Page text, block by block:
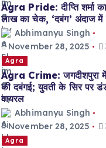
Agra Pride: दीप्ति शर्मा
लाख का चेक, ‘दबंग’ अंदाज में
Abhimanyu Singh
November 28, 2025
Agra
Agra Crime: जगदीशपुरा में
की दबंगई; युवती के सिर पर
वायरल
Abhimanyu Singh
November 28, 2025
Agra